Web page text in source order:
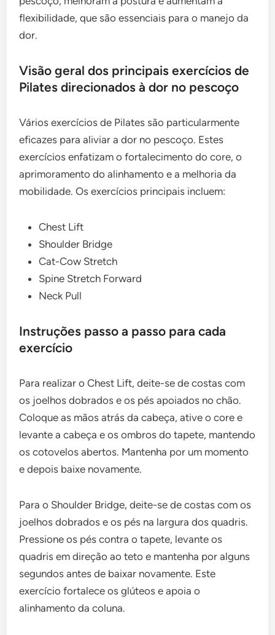
flexibilidade, que são essenciais para o manejo da
dor.
Visão geral dos principais exercícios de
Pilates direcionados à dor no pescoço
Vários exercícios de Pilates são particularmente
eficazes para aliviar a dor no pescoço. Estes
exercícios enfatizam o fortalecimento do core, o
aprimoramento do alinhamento e a melhoria da
mobilidade. Os exercícios principais incluem:
Chest Lift
Shoulder Bridge
Cat-Cow Stretch
Spine Stretch Forward
Neck Pull
Instruções passo a passo para cada
exercício
Para realizar o Chest Lift, deite-se de costas com
os joelhos dobrados e os pés apoiados no chão.
Coloque as mãos atrás da cabeça, ative o core e
levante a cabeça e os ombros do tapete, mantendo
os cotovelos abertos. Mantenha por um momento
e depois baixe novamente.
Para o Shoulder Bridge, deite-se de costas com os
joelhos dobrados e os pés na largura dos quadris.
Pressione os pés contra o tapete, levante os
quadris em direção ao teto e mantenha por alguns
segundos antes de baixar novamente. Este
exercício fortalece os glúteos e apoia o
alinhamento da coluna.